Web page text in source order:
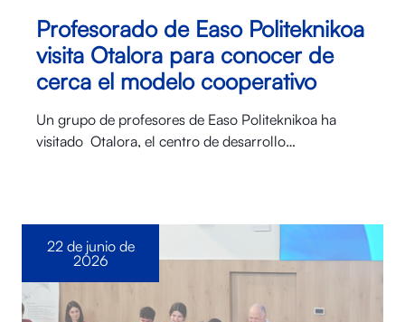
Profesorado de Easo Politeknikoa
visita Otalora para conocer de
cerca el modelo cooperativo
Un grupo de profesores de Easo Politeknikoa ha
visitado Otalora⁠, el centro de desarrollo…
22 de junio de
2026